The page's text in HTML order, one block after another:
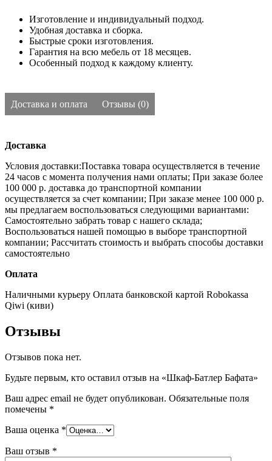
Изготовление и индивидуальный подход.
Удобная доставка и сборка.
Быстрые сроки изготовления.
Гарантия на всю мебель от 18 месяцев.
Особенный подход к каждому клиенту.
Доставка и оплата Отзывы (0)
Доставка
Условия доставки:Поставка товара осуществляется в течение
24 часов с момента получения нами оплаты; При заказе более
100 000 р. доставка до транспортной компании
осуществляется за счет компании; При заказе менее 100 000 р.
мы предлагаем воспользоваться следующими вариантами:
Самостоятельно забрать товар с нашего склада;
Воспользоваться нашей помощью в выборе транспортной
компании; Рассчитать стоимость и выбрать способы доставки
самостоятельно
Оплата
Наличными курьеру Оплата банковской картой Robokassa
Qiwi (киви)
Отзывы
Отзывов пока нет.
Будьте первым, кто оставил отзыв на «Шкаф-Батлер Бафата»
Ваш адрес email не будет опубликован. Обязательные поля
помечены *
Ваша оценка *
Ваш отзыв *